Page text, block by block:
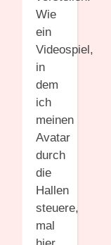
Wie
ein
Videospiel,
in
dem
ich
meinen
Avatar
durch
die
Hallen
steuere,
mal